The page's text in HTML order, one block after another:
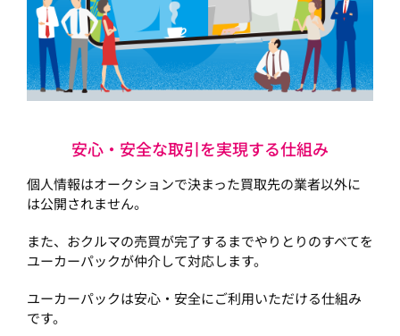
安心・安全な取引を実現する仕組み
個人情報はオークションで決まった買取先の業者以外に
は公開されません。
また、おクルマの売買が完了するまでやりとりのすべてを
ユーカーパックが仲介して対応します。
ユーカーパックは安心・安全にご利用いただける仕組み
です。